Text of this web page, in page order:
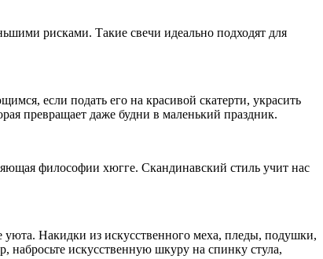
рисками. Такие свечи идеально подходят для
если подать его на красивой скатерти, украсить
превращает даже будни в маленький праздник.
философии хюгге. Скандинавский стиль учит нас
Накидки из искусственного меха, пледы, подушки,
искусственную шкуру на спинку стула,